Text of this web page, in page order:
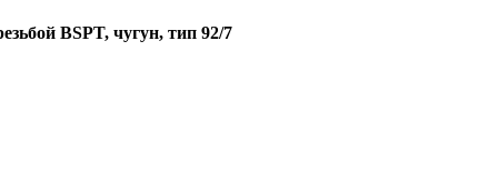
BSPT, чугун, тип 92/7